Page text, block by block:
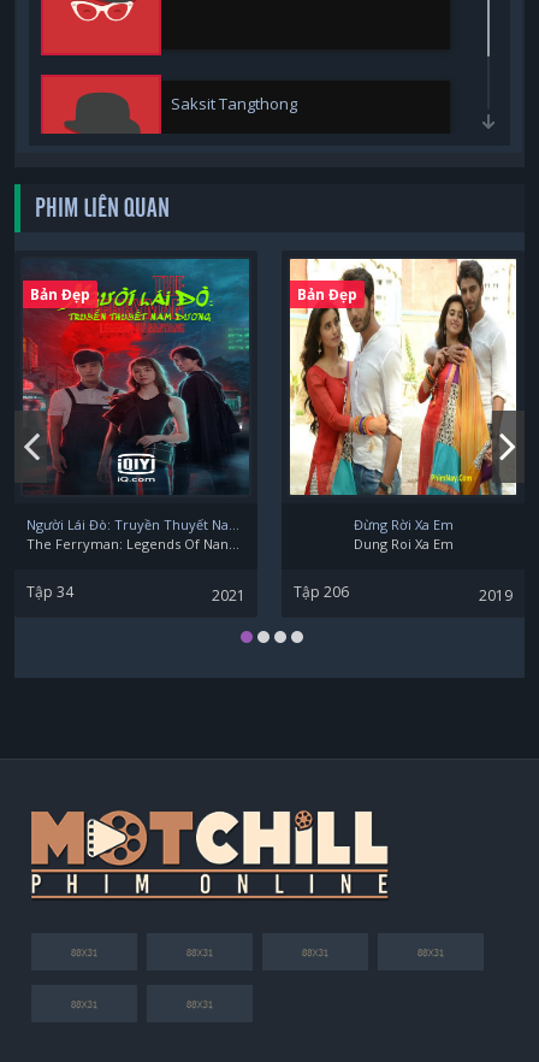
Saksit Tangthong
PHIM LIÊN QUAN
Bản Đẹp
Người Lái Đò: Truyền Thuyết Nam Dương
The Ferryman: Legends Of Nanyang
Tập 34 2021
Bản Đẹp
Đừng Rời Xa Em
Dung Roi Xa Em
Tập 206 2019